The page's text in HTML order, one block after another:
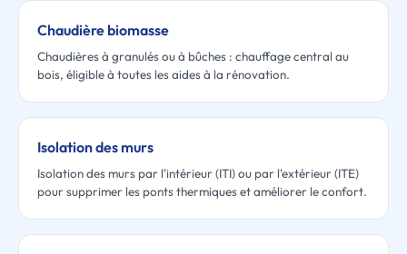
Chaudière biomasse
Chaudières à granulés ou à bûches : chauffage central au
bois, éligible à toutes les aides à la rénovation.
Isolation des murs
Isolation des murs par l'intérieur (ITI) ou par l'extérieur (ITE)
pour supprimer les ponts thermiques et améliorer le confort.